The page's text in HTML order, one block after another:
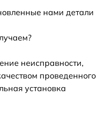
нами детали
неисправности,
проведенного
установка